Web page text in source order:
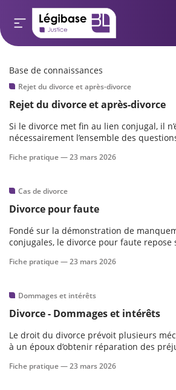
connaissances
vue de l’expert
Base de connaissances
Rejet du divorce et après-divorce
Rejet du divorce et après-divorce
Si le divorce met fin au lien conjugal, il
nécessairement l’ensemble des
Fiche pratique —23 mars 2026
Cas de divorce
Divorce pour faute
Fondé sur la démonstration de
conjugales, le divorce pour faute repose
Fiche pratique —23 mars 2026
Dommages et intérêts
Divorce - Dommages et intérêts
Le droit du divorce prévoit plusieurs
à un époux d’obtenir réparation des
Fiche pratique —23 mars 2026